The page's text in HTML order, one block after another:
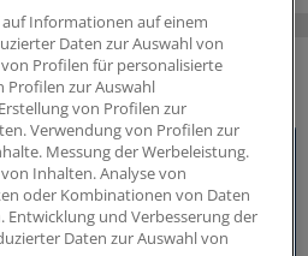
INTERESSIEREN
Informationen auf einem
Daten zur Auswahl von
Profilen für personalisierte
Profilen zur Auswahl
von Profilen zur
Verwendung von Profilen zur
Messung der Werbeleistung.
Inhalten. Analyse von
oder Kombinationen von Daten
Entwicklung und Verbesserung der
Daten zur Auswahl von